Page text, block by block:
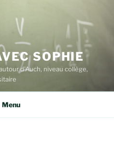
SOPHIE
d'Auch, niveau collège,
Menu